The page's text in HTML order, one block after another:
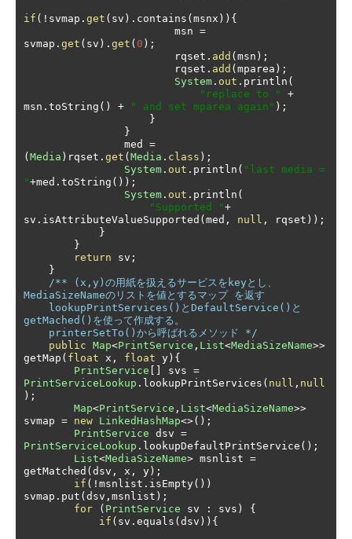
if (! svmap . get ( sv ). contains (msnx )){
                        msn
=
svmap . get ( sv ). get ( 0 );
                        rqset
. add (msn );
                        rqset
. add (mparea );
System . out . println (
"replace to "
+
msn . toString () + " and set mparea again" );
}
}
                med
=
(Media ) rqset . get (Media . class );
System . out . println ( "last media =
"+med . toString ());
System . out . println (
"Supported "+
sv . isAttributeValueSupported (med , null , rqset ));
}
}
return sv ;
}
/** (x,y)の用紙を扱えるサービスをkeyとし、
MediaSizeNameのリストを値とするマップ を返す
getMached()を使って作成する。
    printerSetTo()から呼ばれるメソッド */
public Map<PrintService , List<MediaSizeName>>
getMap ( float x , float y){
PrintService [] svs =
PrintServiceLookup . lookupPrintServices ( null , null
);
Map<PrintService , List<MediaSizeName>>
svmap = new LinkedHashMap<>();
PrintService dsv =
PrintServiceLookup . lookupDefaultPrintService ();
List<MediaSizeName> msnlist =
getMatched (dsv , x , y);
if (! msnlist . isEmpty())
svmap . put (dsv , msnlist );
for
( PrintService sv : svs )
{
if ( sv . equals (dsv )){